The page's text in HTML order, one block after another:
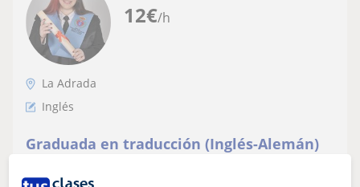
12€/h
La Adrada
Inglés
Graduada en traducción (Inglés-Alemán)
dando clases de inglés para todos los